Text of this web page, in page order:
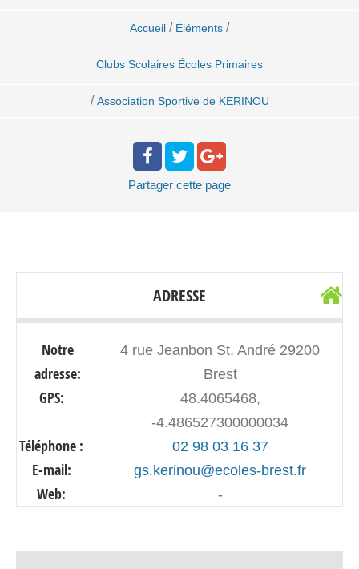
Accueil / Éléments /
Clubs Scolaires Écoles Primaires
/ Association Sportive de KERINOU
Partager cette page
ADRESSE
Notre
adresse:
4 rue Jeanbon St. André 29200
Brest
GPS:
48.4065468,
-4.486527300000034
Téléphone : 02 98 03 16 37
E-mail: gs.kerinou@ecoles-brest.fr
Web: -